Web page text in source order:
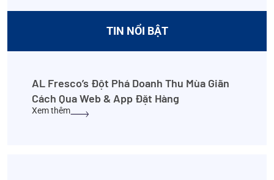
TIN NỔI BẬT
AL Fresco’s Đột Phá Doanh Thu Mùa Giãn
Cách Qua Web & App Đặt Hàng
Xem thêm